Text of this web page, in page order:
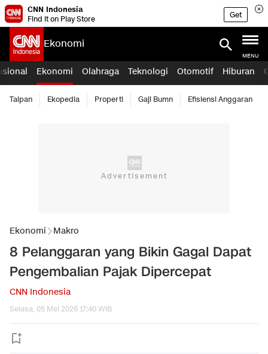
CNN Indonesia
Find it on Play Store
Get
Ekonomi
MENU
Ekonomi Olahraga Teknologi Otomotif Hiburan
Taipan Ekopedia Properti Gaji Bumn Efisiensi Anggaran
Ekonomi Makro
8 Pelanggaran yang Bikin Gagal Dapat
Pengembalian Pajak Dipercepat
CNN Indonesia
Selasa, 05 Mei 2026 17:40 WIB